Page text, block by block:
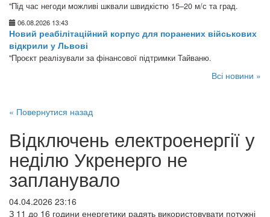
"Під час негоди можливі шквали швидкістю 15–20 м/с та град.
06.08.2026 13:43
Новий реабілітаційний корпус для поранених військових
відкрили у Львові
"Проєкт реалізували за фінансової підтримки Тайваню.
Всі новини »
« Повернутися назад
Відключень електроенергії у
неділю Укренерго не
запланувало
04.04.2026 23:16
З 11 до 16 години енергетики радять використовувати потужні